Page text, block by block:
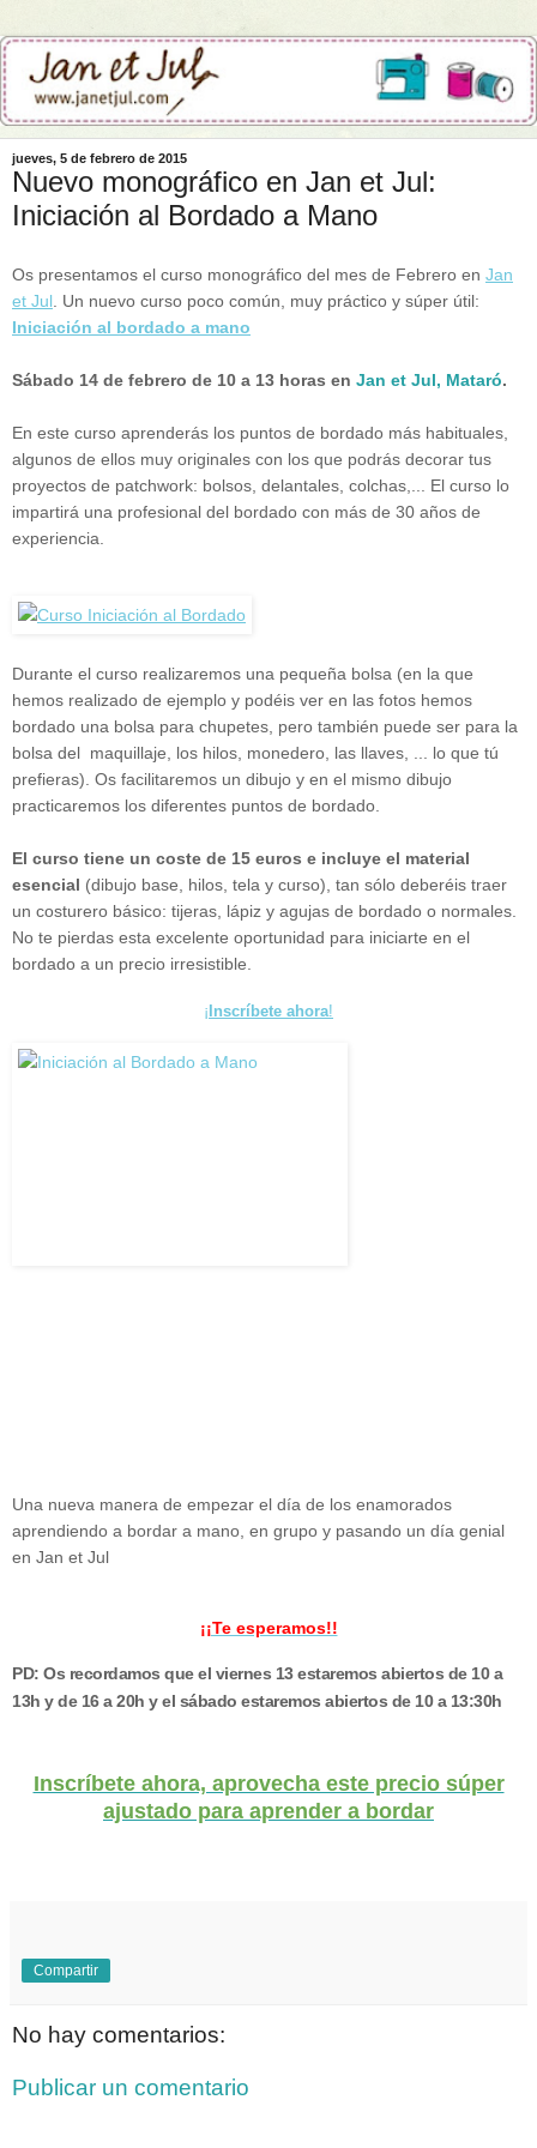
jueves, 5 de febrero de 2015
Nuevo monográfico en Jan et Jul:
Iniciación al Bordado a Mano
Os presentamos el curso monográfico del mes de Febrero en Jan
et Jul . Un nuevo curso poco común, muy práctico y súper útil:
Iniciación al bordado a mano
Sábado 14 de febrero de 10 a 13 horas en Jan et Jul, Mataró.
En este curso aprenderás los puntos de bordado más habituales,
algunos de ellos muy originales con los que podrás decorar tus
proyectos de patchwork: bolsos, delantales, colchas,... El curso lo
impartirá una profesional del bordado con más de 30 años de
experiencia.
Durante el curso realizaremos una pequeña bolsa (en la que
hemos realizado de ejemplo y podéis ver en las fotos hemos
bordado una bolsa para chupetes, pero también puede ser para la
bolsa del maquillaje, los hilos, monedero, las llaves, ... lo que tú
prefieras). Os facilitaremos un dibujo y en el mismo dibujo
practicaremos los diferentes puntos de bordado.
El curso tiene un coste de 15 euros e incluye el material
esencial (dibujo base, hilos, tela y curso), tan sólo deberéis traer
un costurero básico: tijeras, lápiz y agujas de bordado o normales.
No te pierdas esta excelente oportunidad para iniciarte en el
bordado a un precio irresistible.
¡Inscríbete ahora!
Una nueva manera de empezar el día de los enamorados
aprendiendo a bordar a mano, en grupo y pasando un día genial
en Jan et Jul
¡¡Te esperamos!!
PD: Os recordamos que el viernes 13 estaremos abiertos de 10 a
13h y de 16 a 20h y el sábado estaremos abiertos de 10 a 13:30h
Inscríbete ahora, aprovecha este precio súper
ajustado para aprender a bordar
Compartir
No hay comentarios:
Publicar un comentario